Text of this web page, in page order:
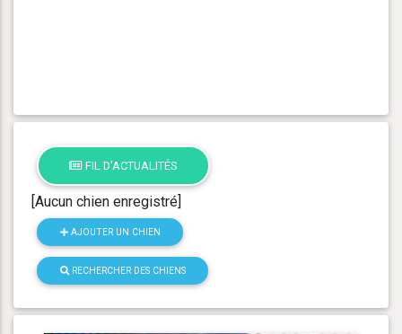
FIL D'ACTUALITÉS
[Aucun chien enregistré]
AJOUTER UN CHIEN
RECHERCHER DES CHIENS